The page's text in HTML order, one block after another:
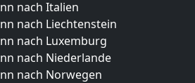
nach Italien
nach Liechtenstein
nach Luxemburg
nach Niederlande
nach Norwegen